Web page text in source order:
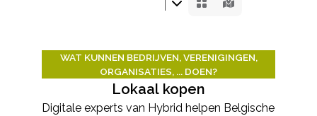
WAT KUNNEN BEDRIJVEN, VERENIGINGEN,
ORGANISATIES, ... DOEN?
Lokaal kopen
Digitale experts van Hybrid helpen Belgische